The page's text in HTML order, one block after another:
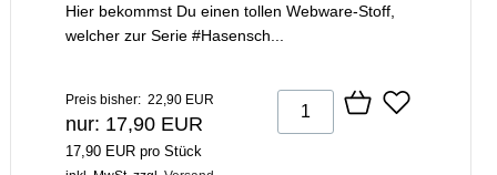
Hier bekommst Du einen tollen Webware-Stoff,
welcher zur Serie #Hasensch...
Preis bisher: 22,90 EUR
nur: 17,90 EUR
17,90 EUR pro Stück